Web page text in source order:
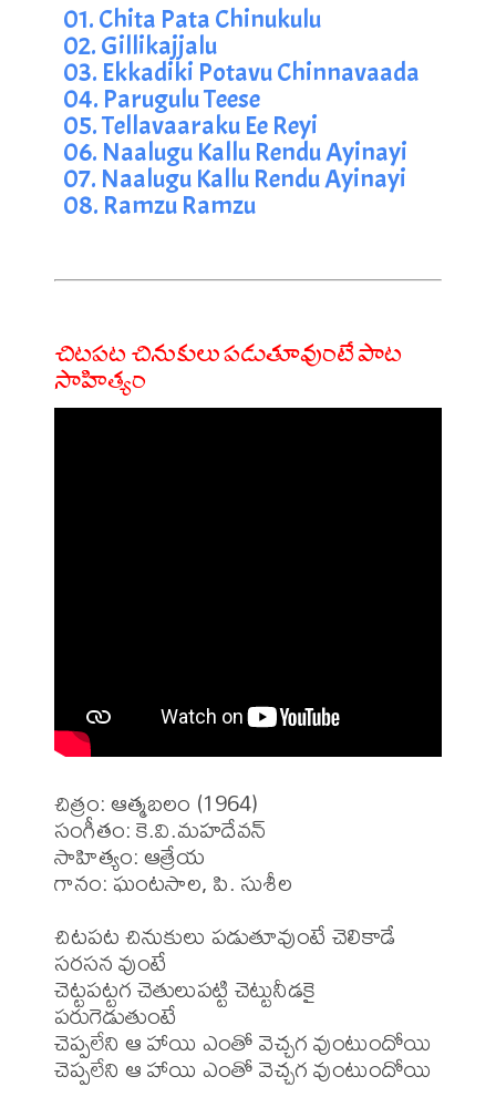
01. Chita Pata Chinukulu
02. Gillikajjalu
03. Ekkadiki Potavu Chinnavaada
04. Parugulu Teese
05. Tellavaaraku Ee Reyi
06. Naalugu Kallu Rendu Ayinayi
07. Naalugu Kallu Rendu Ayinayi
08. Ramzu Ramzu
చిటపట చినుకులు పడుతూవుంటే పాట
సాహిత్యం
చిత్రం: ఆత్మబలం (1964)
సంగీతం: కె.వి.మహదేవన్
సాహిత్యం: ఆత్రేయ
గానం: ఘంటసాల, పి. సుశీల
చిటపట చినుకులు పడుతూవుంటే చెలికాడే
సరసన వుంటే
చెట్టపట్టగ చెతులుపట్టి చెట్టునీడకై
పరుగెడుతుంటే
చెప్పలేని ఆ హాయి ఎంతో వెచ్చగ వుంటుందోయి
చెప్పలేని ఆ హాయి ఎంతో వెచ్చగ వుంటుందోయి